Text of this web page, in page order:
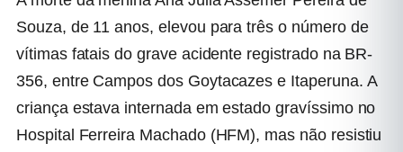
Souza, de 11 anos, elevou para três o número de
vítimas fatais do grave acidente registrado na BR-
356, entre Campos dos Goytacazes e Itaperuna. A
criança estava internada em estado gravíssimo no
Hospital Ferreira Machado (HFM), mas não resistiu